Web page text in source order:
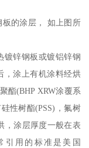
的涂层， 如上图所
镀锌钢板或镀铝锌钢
，涂上有机涂料经烘
酯(BHP XRW涂覆系
性树酯(PSS)，氟树
，涂层厚度一般在表
引用的标准是美国